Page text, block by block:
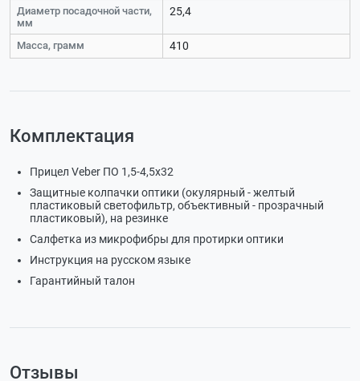
Диаметр посадочной части,
мм
25,4
Масса, грамм 410
Комплектация
Прицел Veber ПО 1,5-4,5x32
Защитные колпачки оптики (окулярный - желтый
пластиковый светофильтр, объективный - прозрачный
пластиковый), на резинке
Салфетка из микрофибры для протирки оптики
Инструкция на русском языке
Гарантийный талон
Отзывы